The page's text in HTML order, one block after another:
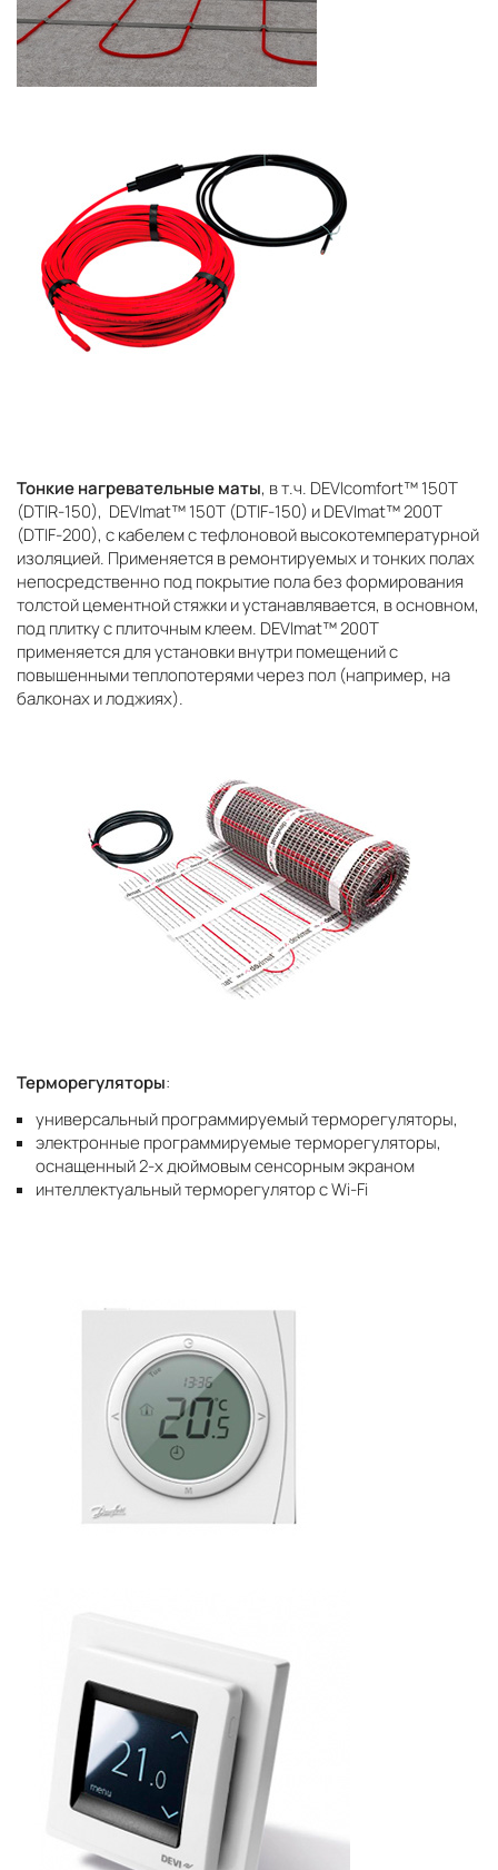
Тонкие нагревательные маты, в т.ч. DEVIcomfort™ 150T
(DTIR-150), DEVImat™ 150T (DTIF-150) и DEVImat™ 200T
(DTIF-200), с кабелем с тефлоновой высокотемпературной
изоляцией. Применяется в ремонтируемых и тонких полах
непосредственно под покрытие пола без формирования
толстой цементной стяжки и устанавлявается, в основном,
под плитку с плиточным клеем. DEVImat™ 200T
применяется для установки внутри помещений с
повышенными теплопотерями через пол (например, на
балконах и лоджиях).
Терморегуляторы:
универсальный программируемый терморегуляторы,
электронные программируемые терморегуляторы,
оснащенный 2-х дюймовым сенсорным экраном
интеллектуальный терморегулятор с Wi-Fi